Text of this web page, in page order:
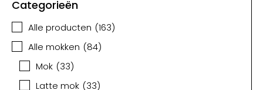
Categorieën
Alle producten (163)
Alle mokken (84)
Mok (33)
Latte mok (33)